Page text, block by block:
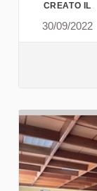
CREATO IL
30/09/2022